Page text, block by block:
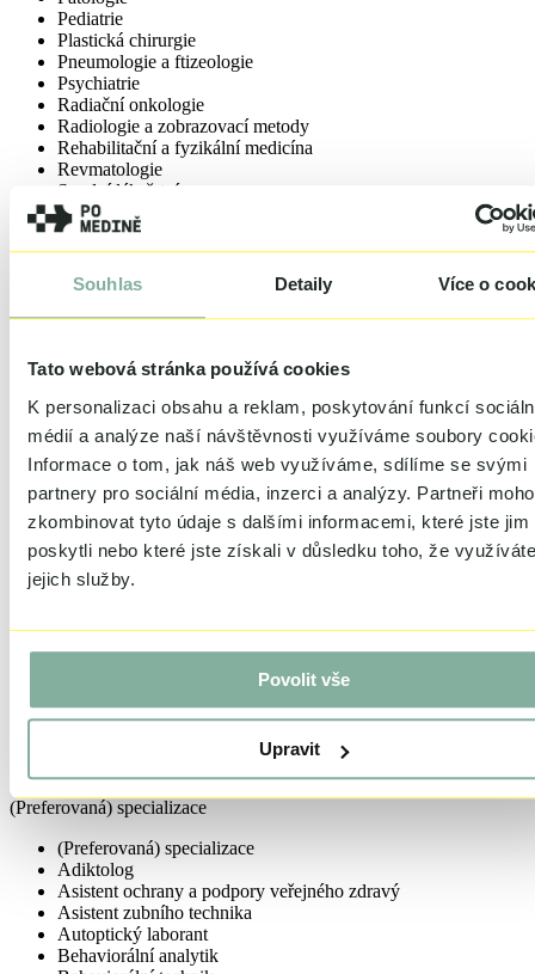
Souhlas Detaily Více o
Tato webová stránka používá cookies
K personalizaci obsahu a reklam, poskytování funkcí
médií a analýze naší návštěvnosti využíváme soubory
Informace o tom, jak náš web využíváme, sdílíme se svými
partnery pro sociální média, inzerci a analýzy. Partneři
zkombinovat tyto údaje s dalšími informacemi, které jste jim
poskytli nebo které jste získali v důsledku toho, že využíváte
jejich služby.
Povolit vše
Upravit
Pediatrie
Plastická chirurgie
Pneumologie a ftizeologie
Psychiatrie
Radiační onkologie
Radiologie a zobrazovací metody
Rehabilitační a fyzikální medicína
Revmatologie
Soudní lékařství
Urgentní medicína
Urologie
Vnitřní lékařství
Všeobecné praktické lékařství
(Preferovaná) specializace
(Preferovaná) specializace
Dětská sestra (student)
Ergoterapeur (student)
Jiné nelékařské obory (student)
Laborant (student)
Nutriční terapeut (student)
Ošetřovatel (student)
Porodní asistentka (student)
Praktická sestra (student)
Psychologie (student)
Sanitář (student)
Všeobecná sestra (student)
Všobecné lékařství - 1-2. ročník
Všobecné lékařství - 3-4. ročník
Zdravotnícky záchranář (student)
Zubní lékařství - 1-2. ročník
(Preferovaná) specializace
(Preferovaná) specializace
Adiktolog
Asistent ochrany a podpory veřejného zdravý
Asistent zubního technika
Autoptický laborant
Behaviorální analytik